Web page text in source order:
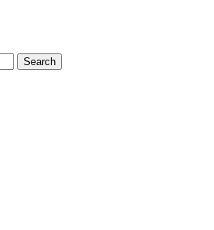
Search